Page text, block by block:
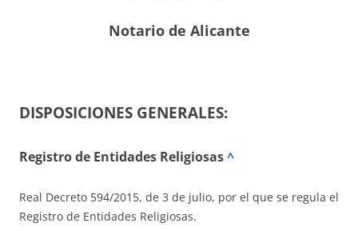
Notario de Alicante
DISPOSICIONES GENERALES:
Registro de Entidades Religiosas^
Real Decreto 594/2015, de 3 de julio, por el que se regula el
Registro de Entidades Religiosas.